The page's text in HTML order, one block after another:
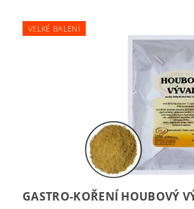
VELKÉ BALENÍ
GASTRO-KOŘENÍ HOUBOVÝ